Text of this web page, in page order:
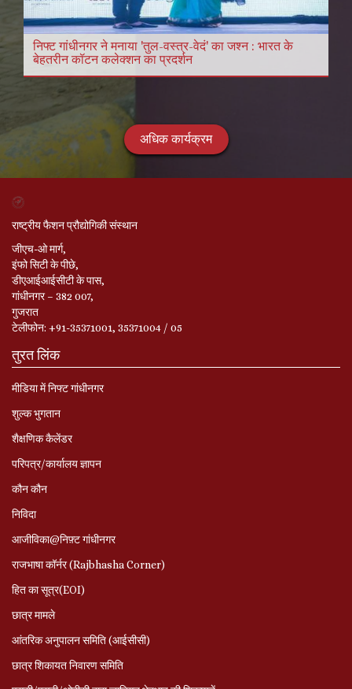
निफ्ट गांधीनगर ने मनाया 'तुल-वस्त्र-वेदं' का जश्न : भारत के
बेहतरीन कॉटन कलेक्शन का प्रदर्शन
अधिक कार्यक्रम
राष्ट्रीय फैशन प्रौद्योगिकी संस्थान
जीएच-ओ मार्ग,
इंफो सिटी के पीछे,
डीएआईआईसीटी के पास,
गांधीनगर – 382 007,
गुजरात
टेलीफोन: +91-35371001, 35371004 / 05
तुरत लिंक
मीडिया में निफ्ट गांधीनगर
शुल्क भुगतान
शैक्षणिक कैलेंडर
परिपत्र/कार्यालय ज्ञापन
कौन कौन
निविदा
आजीविका@निफ़्ट गांधीनगर
राजभाषा कॉर्नर (Rajbhasha Corner)
हित का सूत्र(EOI)
छात्र मामले
आंतरिक अनुपालन समिति (आईसीसी)
छात्र शिकायत निवारण समिति